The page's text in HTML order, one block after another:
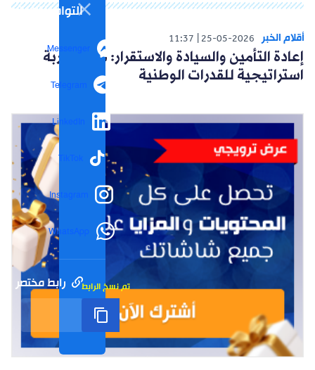
التواصل
Messenger
Telegram
LinkedIn
TikTok
Instagram
WhatsApp
رابط مختصر تم نسخ الرابط
أقلام الخبر 25-05-2026
11:37
إعادة التأمين والسيادة والاستقرار: نحو مقاربة
استراتيجية للقدرات الوطنية